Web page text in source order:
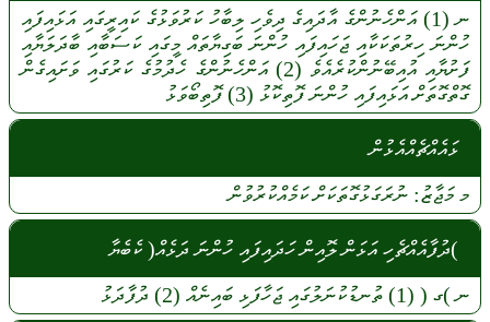
ނ(1) އަންހެނުންގެއާދައިގެ ދިވެހިލިބާހުކަރުވަޅުގެކައިރީގައިއަޅައިފައި
ހުންނަހިރުތަކަކާއިޖަހައިފައި ހުންނަބަގިޔާތައް މީގައިކަސަބާއި ބާދަލަޔާއި
ފަށުޔާއިއުއިބޭނުންކުރެއެވެ (2) އަންހެނުންގެހެދުމުގެކަރުގައިވަށައިގެން
ގޮތްގޮތަށްއަޅައިފައި ހުންނަފޮތިކޮޅު (3) ފޮތިބޯވަޅު
ޅައެއްޗެއްއެޅުން
މމަޖާޒު: ނުރަގަޅުގޮތަކަށްކަމެއްކުރުވުން
)ދުފާއެއްޗެހި އަޅަން ލޮއިން ހަދައިފައި ހުންނަ ދަޅެއް( ކެބެޔާ
ނ)ގ ( (1) ތުނޑުކުނަލުގައިޖަހާފަޅި ބައިނެއް (2) ދުފާދަޅު